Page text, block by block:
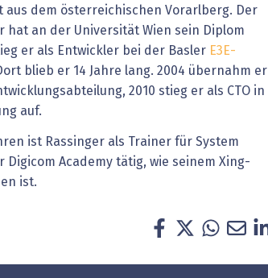
aus dem österreichischen Vorarlberg. Der
hat an der Universität Wien sein Diplom
er als Entwickler bei der Basler E3E-
blieb er 14 Jahre lang. 2004 übernahm er
2010 stieg er als CTO in
auf.
ist Rassinger als Trainer für System
Digicom Academy tätig, wie seinem Xing-
ist.